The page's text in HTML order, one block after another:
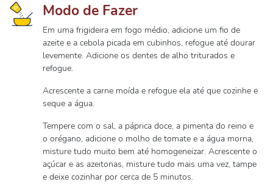
Modo de Fazer
Em uma frigideira em fogo médio, adicione um fio de
azeite e a cebola picada em cubinhos, refogue até dourar
levemente. Adicione os dentes de alho triturados e
refogue.
Acrescente a carne moída e refogue ela até que cozinhe e
seque a água.
Tempere com o sal, a páprica doce, a pimenta do reino e
o orégano, adicione o molho de tomate e a água morna,
misture tudo muito bem até homogeneizar. Acrescente o
açúcar e as azeitonas, misture tudo mais uma vez, tampe
e deixe cozinhar por cerca de 5 minutos.